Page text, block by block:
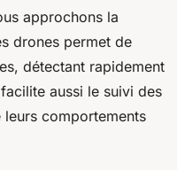
approchons la
drones permet de
détectant rapidement
aussi le suivi des
comportements